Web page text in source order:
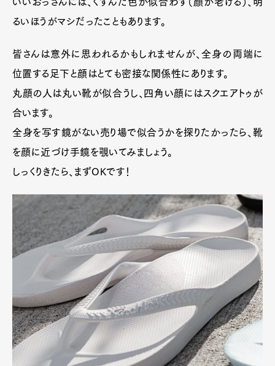
Art&Design Watch
Fashion
GourmetCars
Pen Membership
Official Columnist
Pen Meet
Pen international Pen tw
るいほうがマシだったこともあります。
皆さんは意外に思われるかもしれませんが、全身の両端に
位置する足下と顔はとても密接な関係性にあります。
丸顔の人は丸い靴が似合うし、四角い顔にはスクエアトゥが
合います。
全身を写す鏡がない売り場で似合うかを探りたかったら、靴
を顔に近づけ手鏡を覗いてみましょう。
しっくりきたら、まずOKです！